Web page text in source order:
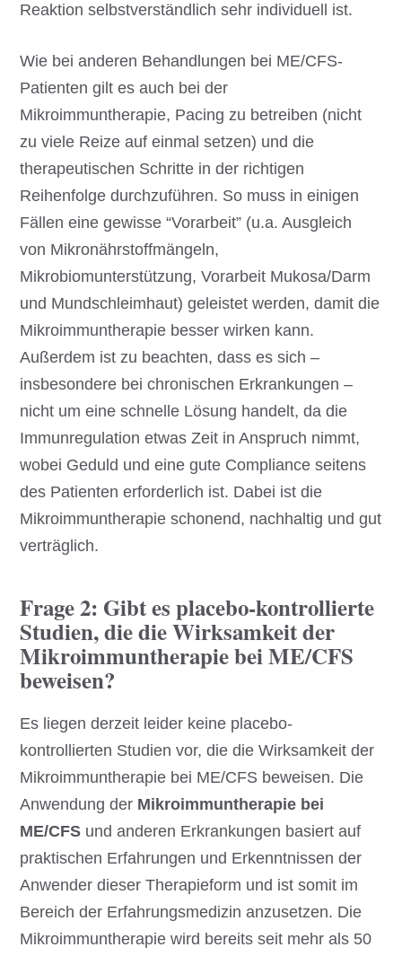
Reaktion selbstverständlich sehr individuell ist.
Wie bei anderen Behandlungen bei ME/CFS-
Patienten gilt es auch bei der
Mikroimmuntherapie, Pacing zu betreiben (nicht
zu viele Reize auf einmal setzen) und die
therapeutischen Schritte in der richtigen
Reihenfolge durchzuführen. So muss in einigen
Fällen eine gewisse “Vorarbeit” (u.a. Ausgleich
von Mikronährstoffmängeln,
Mikrobiomunterstützung, Vorarbeit Mukosa/Darm
und Mundschleimhaut) geleistet werden, damit die
Mikroimmuntherapie besser wirken kann.
Außerdem ist zu beachten, dass es sich –
insbesondere bei chronischen Erkrankungen –
nicht um eine schnelle Lösung handelt, da die
Immunregulation etwas Zeit in Anspruch nimmt,
wobei Geduld und eine gute Compliance seitens
des Patienten erforderlich ist. Dabei ist die
Mikroimmuntherapie schonend, nachhaltig und gut
verträglich.
Frage 2: Gibt es placebo-kontrollierte
Studien, die die Wirksamkeit der
Mikroimmuntherapie bei ME/CFS
beweisen?
Es liegen derzeit leider keine placebo-
kontrollierten Studien vor, die die Wirksamkeit der
Mikroimmuntherapie bei ME/CFS beweisen. Die
Anwendung der Mikroimmuntherapie bei
ME/CFS und anderen Erkrankungen basiert auf
praktischen Erfahrungen und Erkenntnissen der
Anwender dieser Therapieform und ist somit im
Bereich der Erfahrungsmedizin anzusetzen. Die
Mikroimmuntherapie wird bereits seit mehr als 50